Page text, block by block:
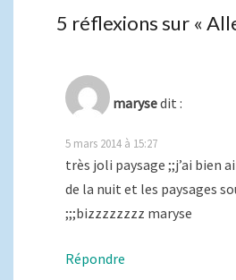
5 réflexions sur «
marysedit :
5 mars 2014 à 15:27
très joli paysage ;;j’ai bien
de la nuit et les paysages
;;;bizzzzzzzz maryse
Répondre